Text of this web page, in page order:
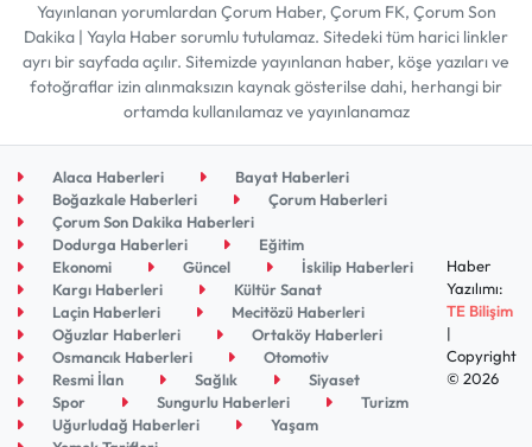
Yayınlanan yorumlardan Çorum Haber, Çorum FK, Çorum Son
Dakika | Yayla Haber sorumlu tutulamaz. Sitedeki tüm harici linkler
ayrı bir sayfada açılır. Sitemizde yayınlanan haber, köşe yazıları ve
fotoğraflar izin alınmaksızın kaynak gösterilse dahi, herhangi bir
ortamda kullanılamaz ve yayınlanamaz
Alaca Haberleri
Bayat Haberleri
Boğazkale Haberleri
Çorum Haberleri
Çorum Son Dakika Haberleri
Dodurga Haberleri
Eğitim
Ekonomi
Güncel
İskilip Haberleri
Kargı Haberleri
Kültür Sanat
Laçin Haberleri
Mecitözü Haberleri
Oğuzlar Haberleri
Ortaköy Haberleri
Osmancık Haberleri
Otomotiv
Resmi İlan
Sağlık
Siyaset
Spor
Sungurlu Haberleri
Turizm
Uğurludağ Haberleri
Yaşam
Haber
Yazılımı:
TE Bilişim
|
Copyright
© 2026